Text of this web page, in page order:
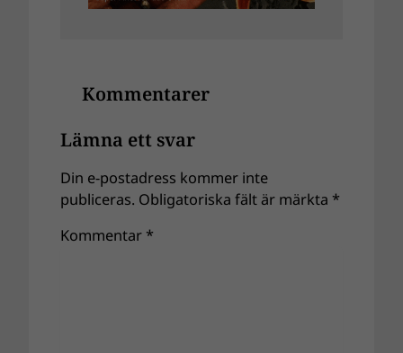
Kommentarer
Lämna ett svar
Din e-postadress kommer inte
publiceras. Obligatoriska fält är märkta *
Kommentar *